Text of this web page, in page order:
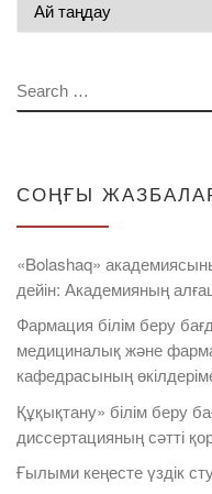
SEARCH
СОҢҒЫ
«Bolashaq»
дейін: Академияның
Фармация білім беру
медициналық және
кафедрасының
Құқықтану» білім беру
диссертацияның сәтті
Ғылыми кеңесте үздік